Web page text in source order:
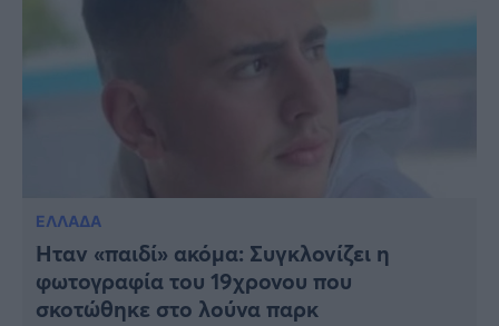
ΕΛΛΑΔΑ
Ήταν «παιδί» ακόμα: Συγκλονίζει η
φωτογραφία του 19χρονου που
σκοτώθηκε στο λούνα παρκ